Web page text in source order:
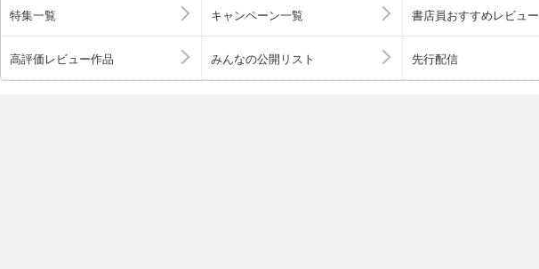
特集一覧 キャンペーン一覧 書店員おすすめレビュー
高評価レビュー作品 みんなの公開リスト 先行配信